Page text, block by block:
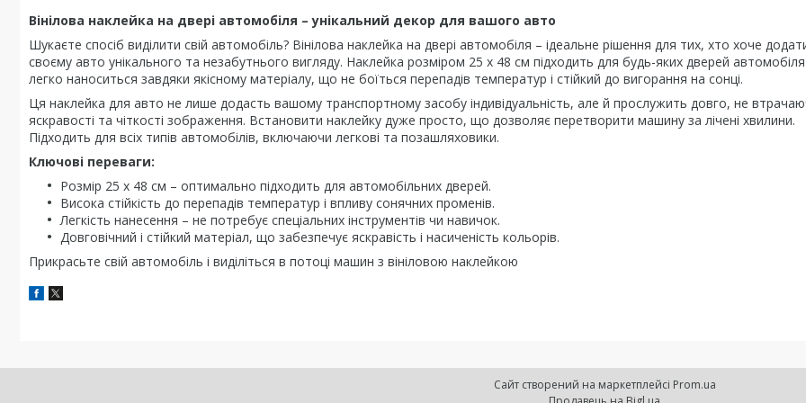
Вінілова наклейка на двері автомобіля – унікальний декор для вашого авто
Шукаєте спосіб виділити свій автомобіль? Вінілова наклейка на двері автомобіля – ідеальне рішення для тих, хто хоче
своєму авто унікального та незабутнього вигляду. Наклейка розміром 25 х 48 см підходить для будь-яких дверей
легко наноситься завдяки якісному матеріалу, що не боїться перепадів температур і стійкий до вигорання на сонці.
Ця наклейка для авто не лише додасть вашому транспортному засобу індивідуальність, але й прослужить довго, не
яскравості та чіткості зображення. Встановити наклейку дуже просто, що дозволяє перетворити машину за лічені хвилини.
Підходить для всіх типів автомобілів, включаючи легкові та позашляховики.
Ключові переваги:
Розмір 25 х 48 см – оптимально підходить для автомобільних дверей.
Висока стійкість до перепадів температур і впливу сонячних променів.
Легкість нанесення – не потребує спеціальних інструментів чи навичок.
Довговічний і стійкий матеріал, що забезпечує яскравість і насиченість кольорів.
Прикрасьте свій автомобіль і виділіться в потоці машин з вініловою наклейкою
Сайт створений на маркетплейсі Prom.ua